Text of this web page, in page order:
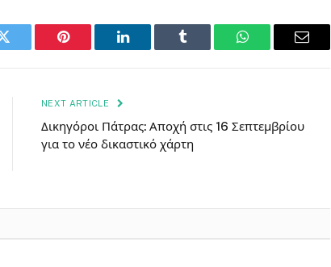
Twitter Pinterest LinkedIn Tumblr WhatsAppEmail
NEXT ARTICLE
Δικηγόροι Πάτρας: Αποχή στις 16 Σεπτεμβρίου
για το νέο δικαστικό χάρτη